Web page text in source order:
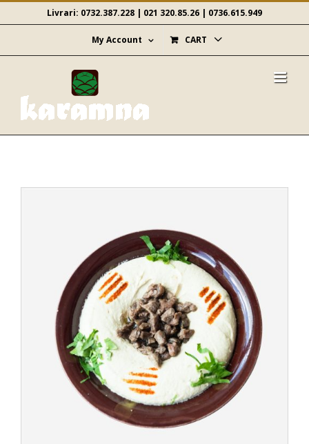
to
Livrari: 0732.387.228 | 021 320.85.26 | 0736.615.949
My Account CART